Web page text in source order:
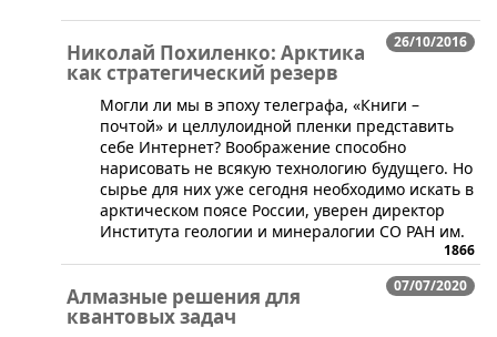
26/10/2016
Николай Похиленко: Арктика
как стратегический резерв
Могли ли мы в эпоху телеграфа, «Книги –
почтой» и целлулоидной пленки представить
себе Интернет? Воображение способно
нарисовать не всякую технологию будущего. Но
сырье для них уже сегодня необходимо искать в
арктическом поясе России, уверен директор
Института геологии и минералогии СО РАН им.
1866
07/07/2020
Алмазные решения для
квантовых задач